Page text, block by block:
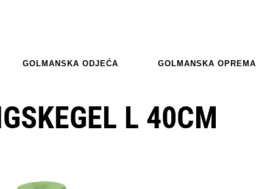
GOLMANSKA ODJEĆA GOLMANSKA OPREMA
L 40CM